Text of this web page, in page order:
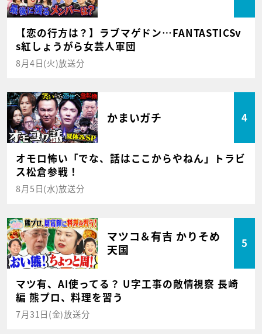
【恋の行方は？】ラブマゲドン…FANTASTICSv
s紅しょうがら女芸人軍団
8月4日(火)放送分
かまいガチ 4
オモロ怖い「でな、話はここからやねん」トラビ
ス松倉参戦！
8月5日(水)放送分
マツコ＆有吉 かりそめ
天国
5
マツ有、AI使ってる？ U字工事の敵情視察 長崎
編 熊プロ、料理を習う
7月31日(金)放送分